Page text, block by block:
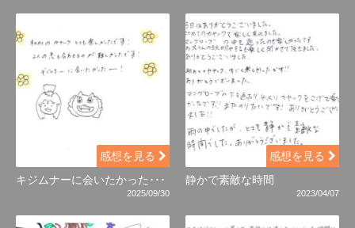
感想を見る
キジムナーに会いたかった･･･
2025/09/30
感想を見る
静かで素敵な時間
2023/04/07